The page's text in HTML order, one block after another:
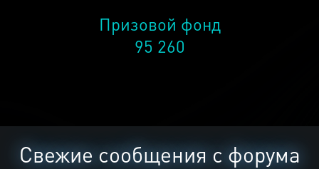
Призовой фонд
95 260
Свежие сообщения с форума